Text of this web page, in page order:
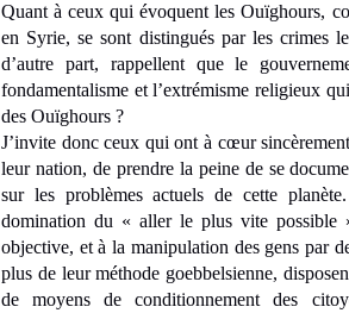
Quant à ceux qui évoquent les Ouïghours,
en Syrie, se sont distingués par les crimes
d’autre part, rappellent que le
fondamentalisme et l’extrémisme religieux
des Ouïghours ?
J’invite donc ceux qui ont à cœur
leur nation, de prendre la peine de se
sur les problèmes actuels de cette
domination du « aller le plus vite possible
objective, et à la manipulation des gens par
plus de leur méthode goebbelsienne,
de moyens de conditionnement des